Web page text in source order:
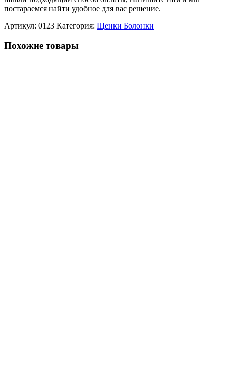
постараемся найти удобное для вас решение.
Артикул: 0123 Категория: Щенки Болонки
Похожие товары